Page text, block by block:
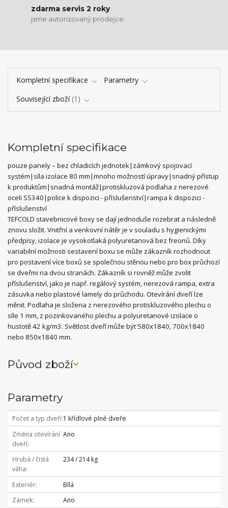
zdarma servis 2 roky
jsme autorizovaný prodejce
Kompletní specifikace
Parametry
Související zboží 1
Kompletní specifikace
pouze panely – bez chladicích jednotek|zámkový spojovací
systém|síla izolace 80 mm|mnoho možností úpravy|snadný přístup
k produktům|snadná montáž|protiskluzová podlaha z nerezové
oceli SS340|police k dispozici - příslušenství|rampa k dispozici -
příslušenství
TEFCOLD stavebnicové boxy se dají jednoduše rozebrat a následně
znovu složit. Vnitřní a venkovní nátěr je v souladu s hygienickými
předpisy, izolace je vysokotlaká polyuretanová bez freonů. Díky
variabilní možnosti sestavení boxu se může zákazník rozhodnout
pro postavení více boxů se společnou stěnou nebo pro box průchozí
se dveřmi na dvou stranách. Zákazník si rovněž může zvolit
příslušenství, jako je např. regálový systém, nerezová rampa, extra
zásuvka nebo plastové lamely do průchodu. Otevírání dveří lze
měnit. Podlaha je složena z nerezového protiskluzového plechu o
síle 1 mm, z pozinkovaného plechu a polyuretanové izolace o
hustotě 42 kg/m3. Světlost dveří může být 580x1840, 700x1840
nebo 850x1840 mm.
Původ zboží
Parametry
Počet a typ dveří 1 křídlové plné dveře
Změna otevírání
dveří
Ano
Hrubá / čistá
váha
234 / 214 kg
Exteriér
Bílá
Zámek
Ano